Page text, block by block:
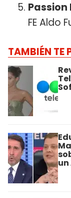
FE Aldo
TAMBIÉN TE
un